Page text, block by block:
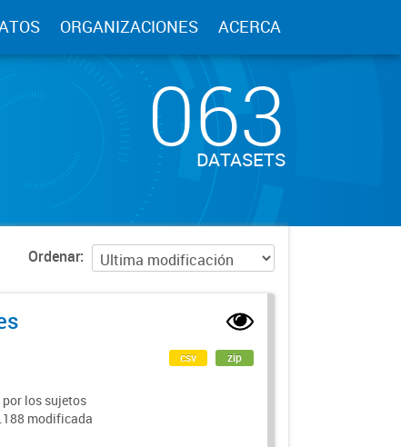
ORGANIZACIONES ACERCA
063
DATASETS
Ordenar
los sujetos
modificada
csv zip